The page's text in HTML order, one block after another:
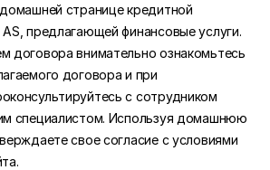
странице кредитной
AS, предлагающей финансовые услуги.
договора внимательно ознакомьтесь
договора и при
с сотрудником
специалистом. Используя домашнюю
свое согласие с условиями